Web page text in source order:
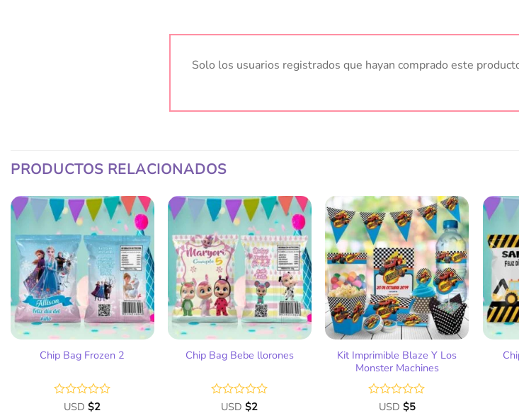
Solo los usuarios registrados que hayan comprado este
PRODUCTOS RELACIONADOS
Añadir
a la
lista
de
deseos
Chip Bag Frozen 2
Valorado
USD$2
Añadir
a la
lista
de
deseos
Chip Bag Bebe llorones
Valorado
USD$2
Añadir
a la
lista
de
deseos
Kit Imprimible Blaze Y Los
Monster Machines
Valorado
USD $5